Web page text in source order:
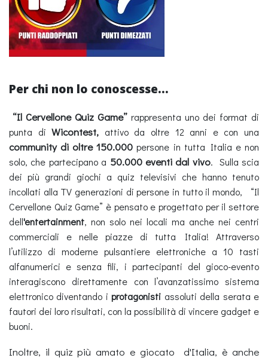
Per chi non lo conoscesse...
“Il Cervellone Quiz Game” rappresenta uno dei format di
punta diWicontest, attivo da oltre 12 anni e con una
community di oltre 150.000 persone in tutta Italia e non
solo, che partecipano a 50.000 eventi dal vivo. Sulla scia
dei più grandi giochi a quiz televisivi che hanno tenuto
incollati alla TV generazioni di persone in tutto il mondo, “Il
Cervellone Quiz Game” è pensato e progettato per il settore
dell'entertainment, non solo nei locali ma anche nei centri
commerciali e nelle piazze di tutta Italia! Attraverso
l’utilizzo di moderne pulsantiere elettroniche a 10 tasti
alfanumerici e senza fili, i partecipanti del gioco-evento
interagiscono direttamente con l’avanzatissimo sistema
elettronico diventando iprotagonisti assoluti della serata e
fautori dei loro risultati, con la possibilità di vincere gadget e
buoni.
Inoltre, il quiz più amato e giocato d'Italia, è anche